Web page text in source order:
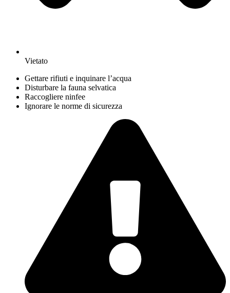
Vietato
Gettare rifiuti e inquinare l’acqua
Disturbare la fauna selvatica
Raccogliere ninfee
Ignorare le norme di sicurezza